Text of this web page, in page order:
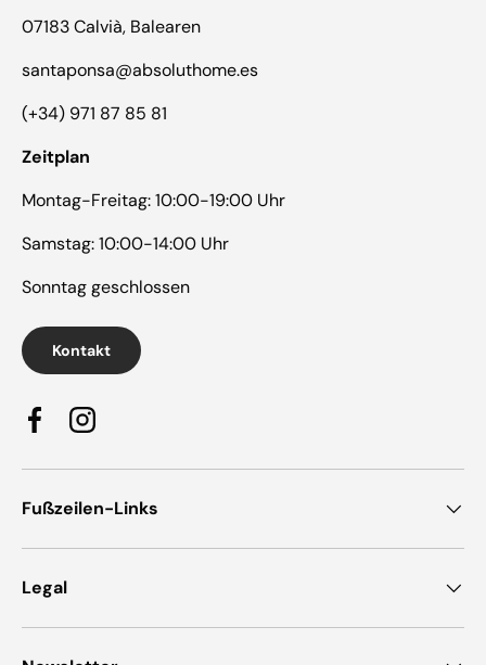
07183 Calvià, Balearen
santaponsa@absoluthome.es
(+34) 971 87 85 81
Zeitplan
Montag-Freitag: 10:00-19:00 Uhr
Samstag: 10:00-14:00 Uhr
Sonntag geschlossen
Kontakt
FacebookInstagram
Fußzeilen-Links
Legal